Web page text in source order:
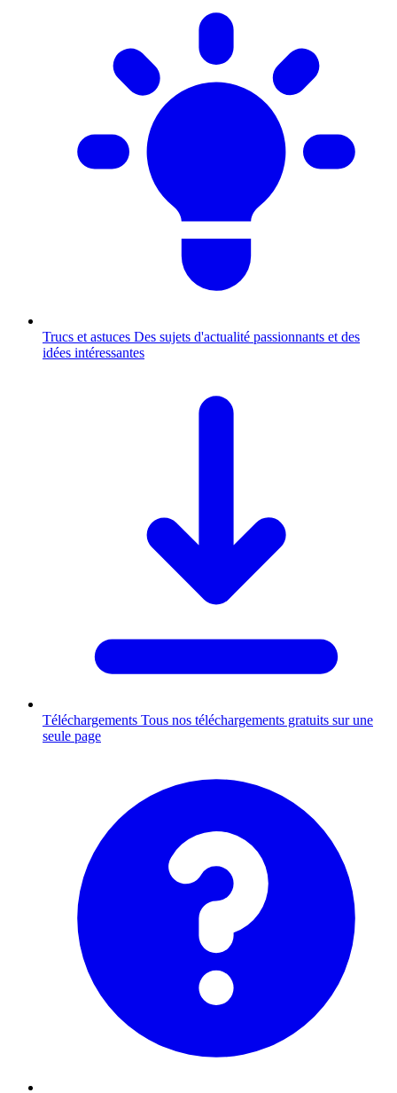
Trucs et astuces Des sujets d'actualité passionnants et des
idées intéressantes
Téléchargements Tous nos téléchargements gratuits sur une
seule page